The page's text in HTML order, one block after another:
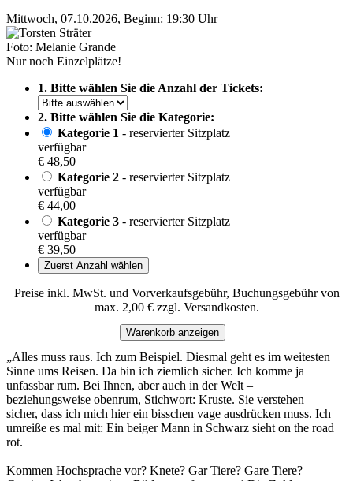
Mittwoch, 07.10.2026, Beginn: 19:30 Uhr
Foto: Melanie Grande
Nur noch Einzelplätze!
1. Bitte wählen Sie die Anzahl der Tickets:
2. Bitte wählen Sie die Kategorie:
Kategorie 1 - reservierter Sitzplatz
verfügbar
€ 48,50
Kategorie 2 - reservierter Sitzplatz
verfügbar
€ 44,00
Kategorie 3 - reservierter Sitzplatz
verfügbar
€ 39,50
Zuerst Anzahl wählen
Preise inkl. MwSt. und Vorverkaufsgebühr, Buchungsgebühr von
max. 2,00 € zzgl. Versandkosten.
Warenkorb anzeigen
„Alles muss raus. Ich zum Beispiel. Diesmal geht es im weitesten
Sinne ums Reisen. Da bin ich ziemlich sicher. Ich komme ja
unfassbar rum. Bei Ihnen, aber auch in der Welt –
beziehungsweise obenrum, Stichwort: Kruste. Sie verstehen
sicher, dass ich mich hier ein bisschen vage ausdrücken muss. Ich
umreiße es mal mit: Ein beiger Mann in Schwarz sieht on the road
rot.
Kommen Hochsprache vor? Knete? Gar Tiere? Gare Tiere?